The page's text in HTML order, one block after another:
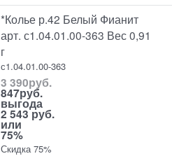
*Колье р.42 Белый Фианит
арт. с1.04.01.00-363 Вес 0,91
г
с1.04.01.00-363
3 390руб.
847руб.
выгода
2 543 руб.
или
75%
Скидка 75%